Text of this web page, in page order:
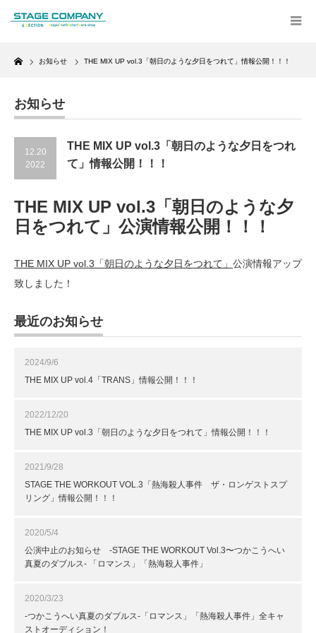
Home
お知らせ THE MIX UP vol.3「朝日のような夕日をつれて」情報公開！！！
お知らせ
12.20
2022
THE MIX UP vol.3「朝日のような夕日をつれ
て」情報公開！！！
THE MIX UP vol.3「朝日のような夕
日をつれて」公演情報公開！！！
THE MIX UP vol.3「朝日のような夕日をつれて」 公演情報アップ
致しました！
最近のお知らせ
2024/9/6
THE MIX UP vol.4「TRANS」情報公開！！！
2022/12/20
THE MIX UP vol.3「朝日のような夕日をつれて」情報公開！！！
2021/9/28
STAGE THE WORKOUT VOL.3「熱海殺人事件 ザ・ロンゲストスプ
リング」情報公開！！！
2020/5/4
公演中止のお知らせ -STAGE THE WORKOUT Vol.3〜つかこうへい
真夏のダブルス- 「ロマンス」「熱海殺人事件」
2020/3/23
-つかこうへい真夏のダブルス-「ロマンス」「熱海殺人事件」全キャ
ストオーディション！